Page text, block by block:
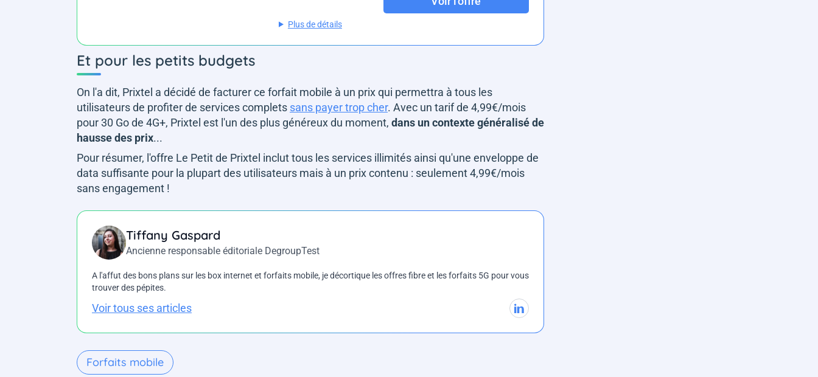
Plus de détails
Et pour les petits budgets
On l'a dit, Prixtel a décidé de facturer ce forfait mobile à un prix qui permettra à tous les
utilisateurs de profiter de services complets sans payer trop cher. Avec un tarif de 4,99€/mois
pour 30 Go de 4G+, Prixtel est l'un des plus généreux du moment, dans un contexte généralisé de
hausse des prix...
Pour résumer, l'offre Le Petit de Prixtel inclut tous les services illimités ainsi qu'une enveloppe de
data suffisante pour la plupart des utilisateurs mais à un prix contenu : seulement 4,99€/mois
sans engagement !
Tiffany Gaspard
Ancienne responsable éditoriale DegroupTest
A l'affut des bons plans sur les box internet et forfaits mobile, je décortique les offres fibre et les forfaits 5G pour vous
trouver des pépites.
Voir tous ses articles
Forfaits mobile